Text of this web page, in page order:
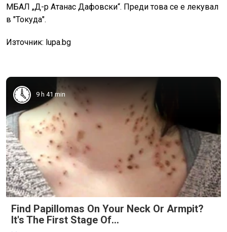
МБАЛ „Д-р Атанас Дафовски“. Преди това се е лекувал
в "Токуда".
Източник: lupa.bg
9 h 41 min
Find Papillomas On Your Neck Or Armpit?
It's The First Stage Of...